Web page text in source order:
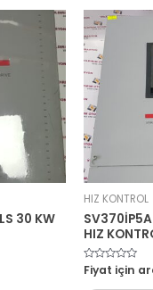
30 KW
HIZ KONTROL
HIZ
5
üzerinden
Fiyat için